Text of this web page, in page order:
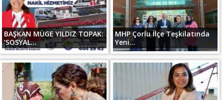
BAŞKAN MÜGE YILDIZ TOPAK:
‘SOSYAL...
MHP Çorlu İlçe Teşkilatında
Yeni...